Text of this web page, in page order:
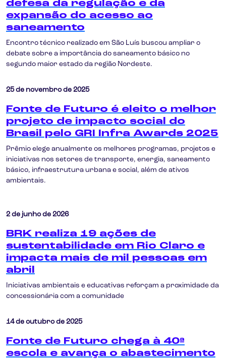
defesa da regulação e da
expansão do acesso ao
saneamento
Encontro técnico realizado em São Luís buscou ampliar o
debate sobre a importância do saneamento básico no
segundo maior estado da região Nordeste.
25 de novembro de 2025
Fonte de Futuro é eleito o melhor
projeto de impacto social do
Brasil pelo GRI Infra Awards 2025
Prêmio elege anualmente os melhores programas, projetos e
iniciativas nos setores de transporte, energia, saneamento
básico, infraestrutura urbana e social, além de ativos
ambientais.
2 de junho de 2026
BRK realiza 19 ações de
sustentabilidade em Rio Claro e
impacta mais de mil pessoas em
abril
Iniciativas ambientais e educativas reforçam a proximidade da
concessionária com a comunidade
14 de outubro de 2025
Fonte de Futuro chega à 40ª
escola e avança o abastecimento